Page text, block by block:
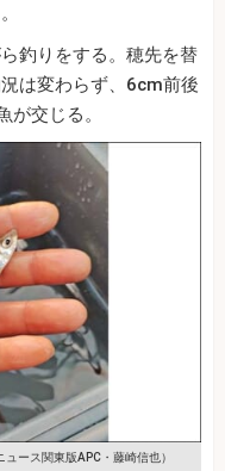
釣りをする。穂先を替
は変わらず、6cm前後
交じる。
ュース関東版APC・藤崎信也）